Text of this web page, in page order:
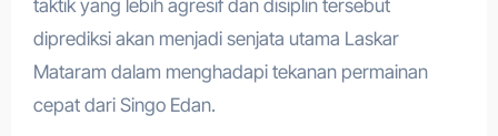
taktik yang lebih agresif dan disiplin tersebut
diprediksi akan menjadi senjata utama Laskar
Mataram dalam menghadapi tekanan permainan
cepat dari Singo Edan.